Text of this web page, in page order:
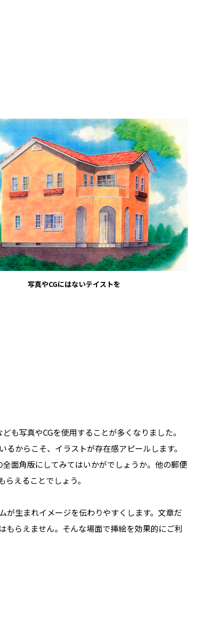
写真やCGにはないテイストを
も写真やCGを使用することが多くなりました。
からこそ、イラストが存在感アピールします。
面角版にしてみてはいかがでしょうか。他の郵便
えることでしょう。
生まれイメージを伝わりやすくします。文章だ
もらえません。そんな場面で挿絵を効果的にご利